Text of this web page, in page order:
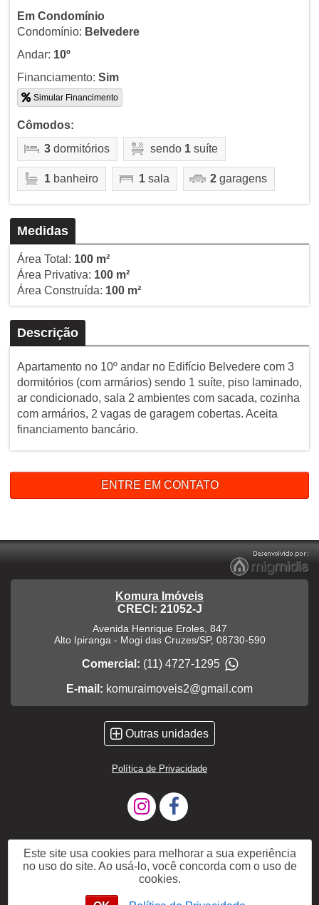
Em Condomínio
Condomínio: Belvedere
Andar: 10º
Financiamento: Sim
Simular Financimento
Cômodos:
3dormitórios sendo 1suíte
1banheiro 1sala 2garagens
Medidas
Área Total: 100 m²
Área Privativa: 100 m²
Área Construída: 100 m²
Descrição
Apartamento no 10º andar no Edifício Belvedere com 3
dormitórios (com armários) sendo 1 suíte, piso laminado,
ar condicionado, sala 2 ambientes com sacada, cozinha
com armários, 2 vagas de garagem cobertas. Aceita
financiamento bancário.
ENTRE EM CONTATO
Komura Imóveis
CRECI: 21052-J
Avenida Henrique Eroles, 847
Alto Ipiranga - Mogi das Cruzes/SP, 08730-590
Comercial: (11) 4727-1295
E-mail: komuraimoveis2@gmail.com
Outras unidades
Política de Privacidade
Este site usa cookies para melhorar a sua experiência
no uso do site. Ao usá-lo, você concorda com o uso de
cookies.